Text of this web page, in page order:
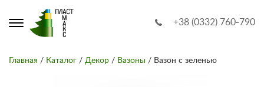
+38 (0332) 760-790
Главная / Каталог / Декор / Вазоны / Вазон с зеленью